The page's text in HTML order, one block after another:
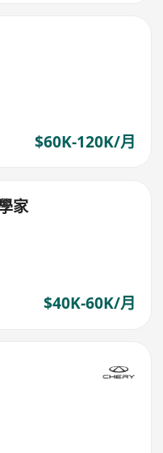
$60K-120K/月
家
$40K-60K/月